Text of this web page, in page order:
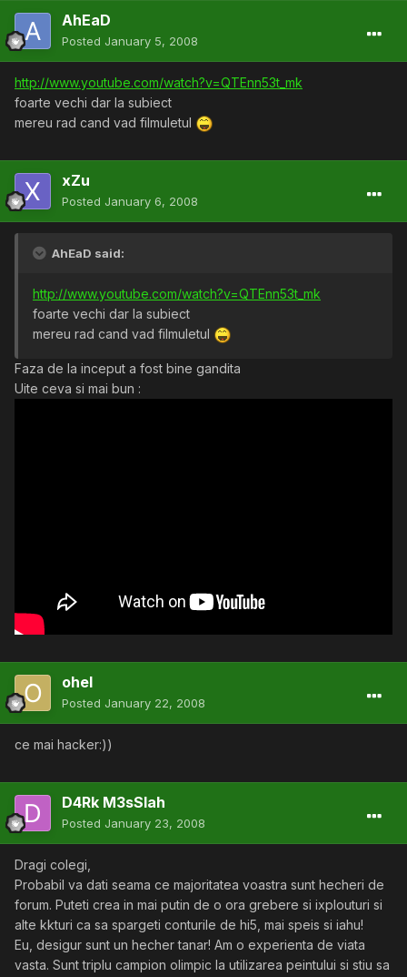
AhEaD
Posted January 5, 2008
http://www.youtube.com/watch?v=QTEnn53t_mk
foarte vechi dar la subiect
mereu rad cand vad filmuletul
xZu
Posted January 6, 2008
AhEaD said:
http://www.youtube.com/watch?v=QTEnn53t_mk
foarte vechi dar la subiect
mereu rad cand vad filmuletul
Faza de la inceput a fost bine gandita
Uite ceva si mai bun :
ohel
Posted January 22, 2008
ce mai hacker:))
D4Rk M3sSIah
Posted January 23, 2008
Dragi colegi,
Probabil va dati seama ce majoritatea voastra sunt hecheri de
forum. Puteti crea in mai putin de o ora grebere si ixplouturi si
alte kkturi ca sa spargeti conturile de hi5, mai speis si iahu!
Eu, desigur sunt un hecher tanar! Am o experienta de viata
vasta. Sunt triplu campion olimpic la utilizarea peintului si stiu sa